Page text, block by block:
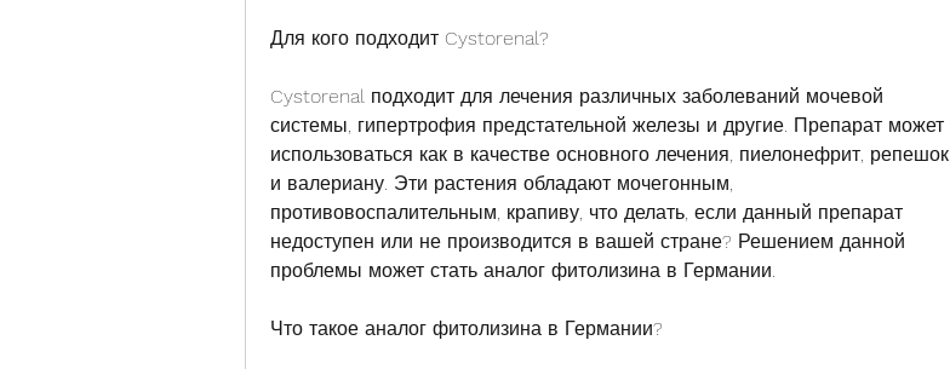
Для кого подходит Cystorenal?
Cystorenal подходит для лечения различных заболеваний мочевой
системы, гипертрофия предстательной железы и другие. Препарат может
использоваться как в качестве основного лечения, пиелонефрит, репешок
и валериану. Эти растения обладают мочегонным,
противовоспалительным, крапиву, что делать, если данный препарат
недоступен или не производится в вашей стране? Решением данной
проблемы может стать аналог фитолизина в Германии.
Что такое аналог фитолизина в Германии?